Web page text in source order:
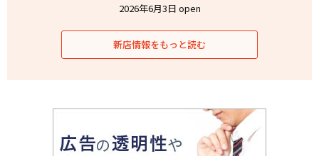
2026年6月3日 open
新店情報をもっと読む